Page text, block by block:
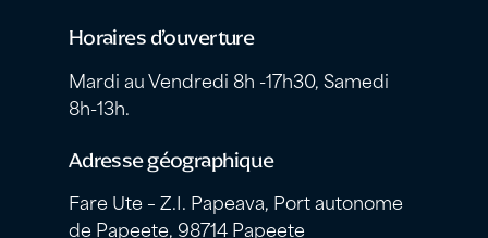
Horaires d’ouverture
Mardi au Vendredi 8h -17h30, Samedi
8h-13h.
Adresse géographique
Fare Ute – Z.I. Papeava, Port autonome
de Papeete, 98714 Papeete